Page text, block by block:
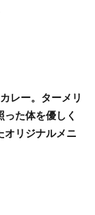
レー。ターメリ
た体を優しく
オリジナルメニ